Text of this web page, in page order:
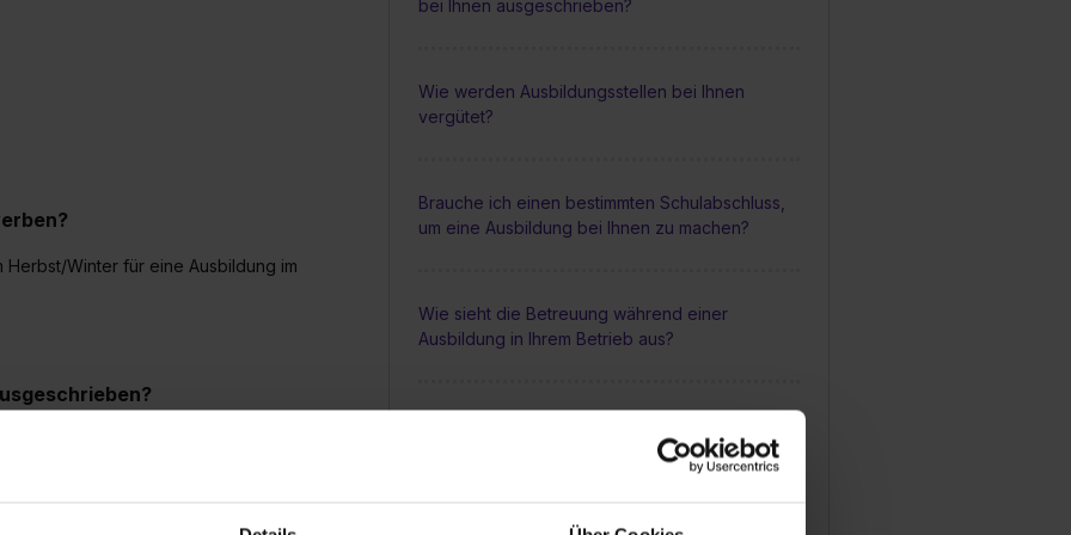
bei Ihnen ausgeschrieben?
Wie werden Ausbildungsstellen bei Ihnen
vergütet?
Brauche ich einen bestimmten Schulabschluss,
um eine Ausbildung bei Ihnen zu machen?
Wie sieht die Betreuung während einer
Ausbildung in Ihrem Betrieb aus?
Winter für eine Ausbildung im
vergeben.